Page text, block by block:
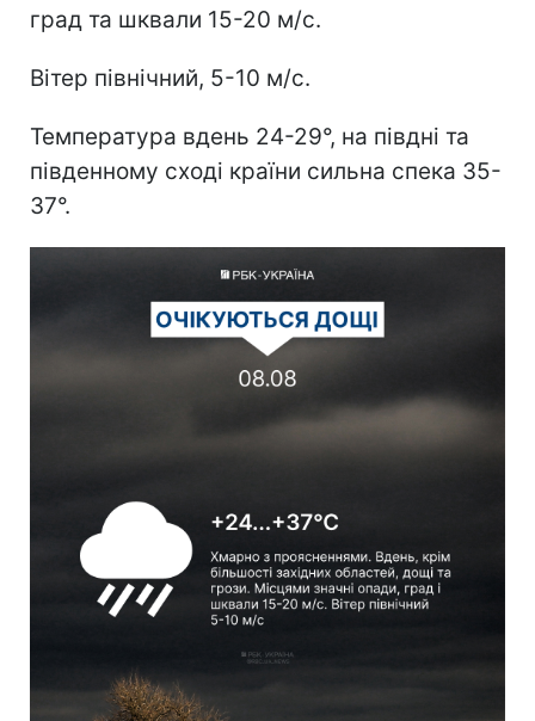
град та шквали 15-20 м/с.
Вітер північний, 5-10 м/с.
Температура вдень 24-29°, на півдні та
південному сході країни сильна спека 35-
37°.